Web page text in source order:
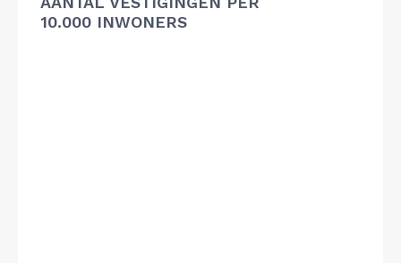
10.000 INWONERS